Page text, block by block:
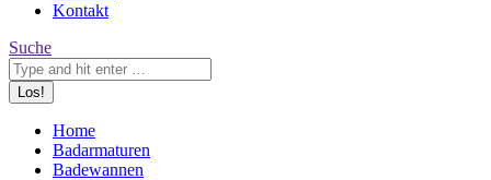
Kontakt
Search:
Suche
Home
Badarmaturen
Badewannen